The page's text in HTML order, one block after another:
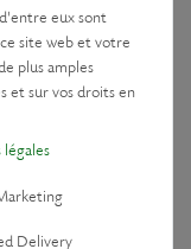
eux sont
site web et votre
plus amples
et sur vos droits en
Delivery